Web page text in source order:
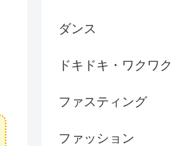
ダンス
ドキドキ・ワクワク
ファスティング
ファッション